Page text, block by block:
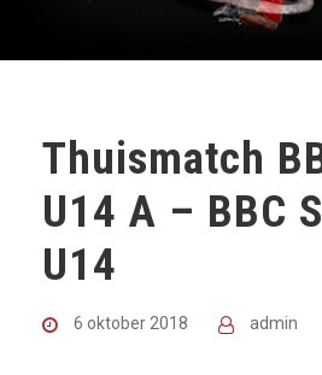
Thuismatch
U14 A – BBC
U14
6 oktober 2018 admin